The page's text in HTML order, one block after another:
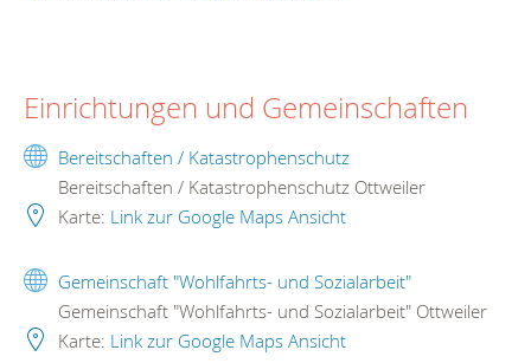
Einrichtungen und Gemeinschaften
Bereitschaften / Katastrophenschutz
Bereitschaften / Katastrophenschutz Ottweiler
Karte: Link zur Google Maps Ansicht
Gemeinschaft "Wohlfahrts- und Sozialarbeit"
Gemeinschaft "Wohlfahrts- und Sozialarbeit" Ottweiler
Karte: Link zur Google Maps Ansicht